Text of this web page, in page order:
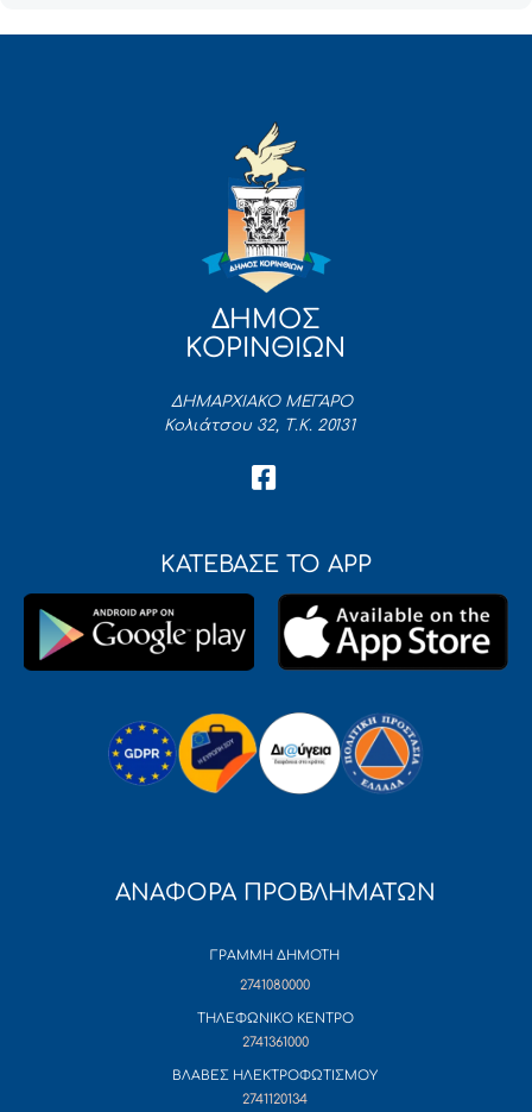
ΔΗΜΟΣ
ΚΟΡΙΝΘΙΩΝ
ΔΗΜΑΡΧΙΑΚΟ ΜΕΓΑΡΟ
Κολιάτσου 32, Τ.Κ. 20131
ΚΑΤΕΒΑΣΕ ΤΟ APP
ΑΝΑΦΟΡΑ ΠΡΟΒΛΗΜΑΤΩΝ
ΓΡΑΜΜΗ ΔΗΜΟΤΗ
2741080000
ΤΗΛΕΦΩΝΙΚΟ ΚΕΝΤΡΟ
2741361000
ΒΛΑΒΕΣ ΗΛΕΚΤΡΟΦΩΤΙΣΜΟΥ
2741120134